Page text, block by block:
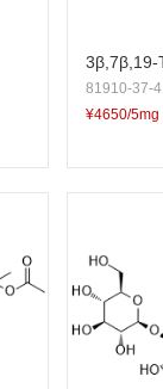
3β,7β,19-
bita-5,23-
81910-37-4
¥4650/5mg